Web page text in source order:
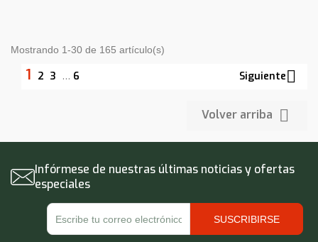
Mostrando 1-30 de 165 artículo(s)
1 2 3 … 6 Siguiente 
Volver arriba 
Infórmese de nuestras últimas noticias y ofertas
especiales